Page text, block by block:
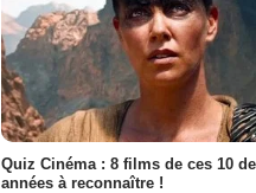
Quiz Cinéma : 8 films de ces 10
années à reconnaître !